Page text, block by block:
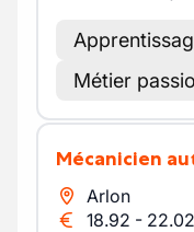
Métier
Mécanicien
Arlon
18.92 - 22.02